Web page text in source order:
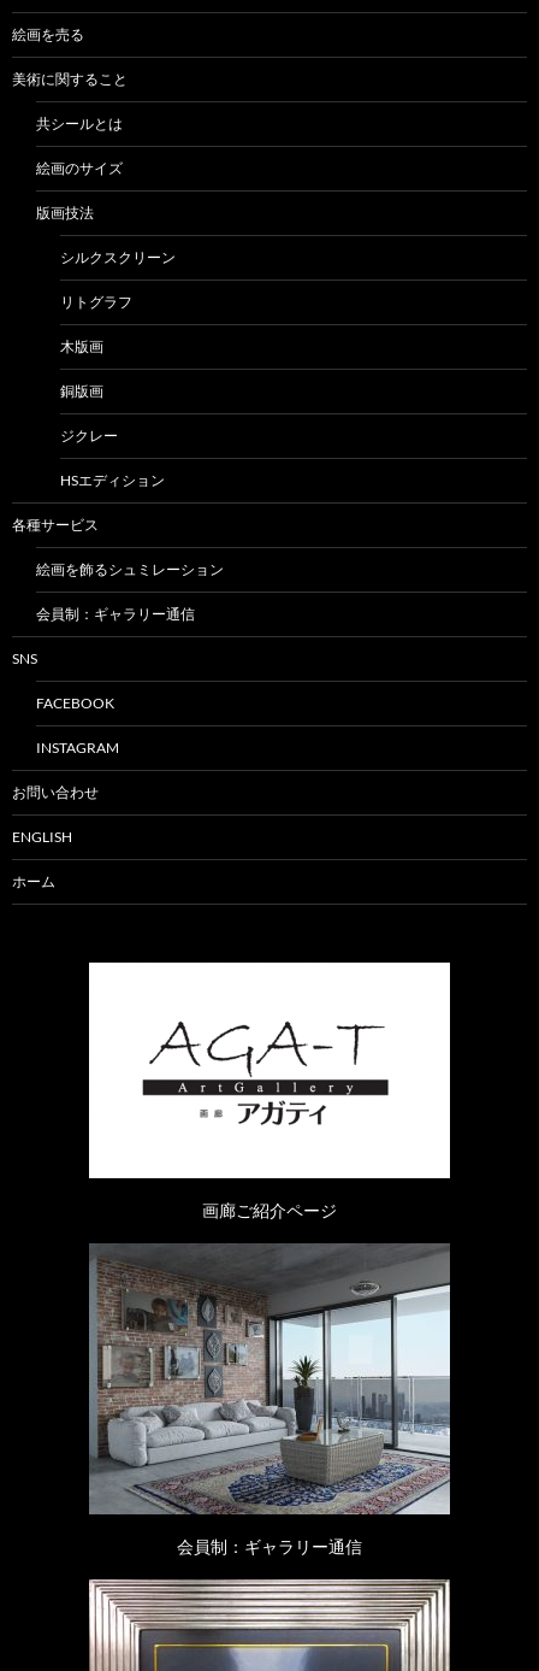
絵画を売る
美術に関すること
共シールとは
絵画のサイズ
版画技法
シルクスクリーン
リトグラフ
木版画
銅版画
ジクレー
HSエディション
各種サービス
絵画を飾るシュミレーション
会員制：ギャラリー通信
SNS
FACEBOOK
INSTAGRAM
お問い合わせ
ENGLISH
ホーム
画廊ご紹介ページ
会員制：ギャラリー通信